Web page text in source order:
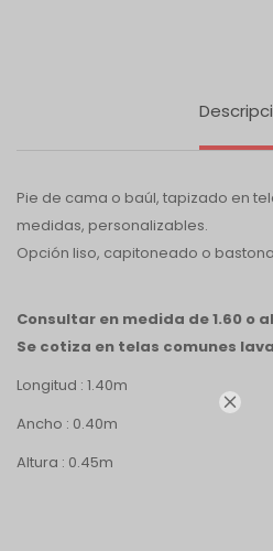

Pie de cama o baúl, tapizado en
medidas, personalizables.
Opción liso, capitoneado o
Consultar en medida de 1.60 o
Se cotiza en telas comunes
Longitud : 1.40m
Ancho : 0.40m
Altura : 0.45m